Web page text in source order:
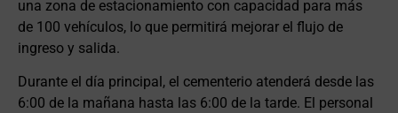
una zona de estacionamiento con capacidad para más
de 100 vehículos, lo que permitirá mejorar el flujo de
ingreso y salida.
Durante el día principal, el cementerio atenderá desde las
6:00 de la mañana hasta las 6:00 de la tarde. El personal